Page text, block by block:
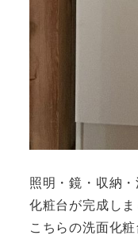
照明・鏡・収納
化粧台が完成しま
こちらの洗面化粧